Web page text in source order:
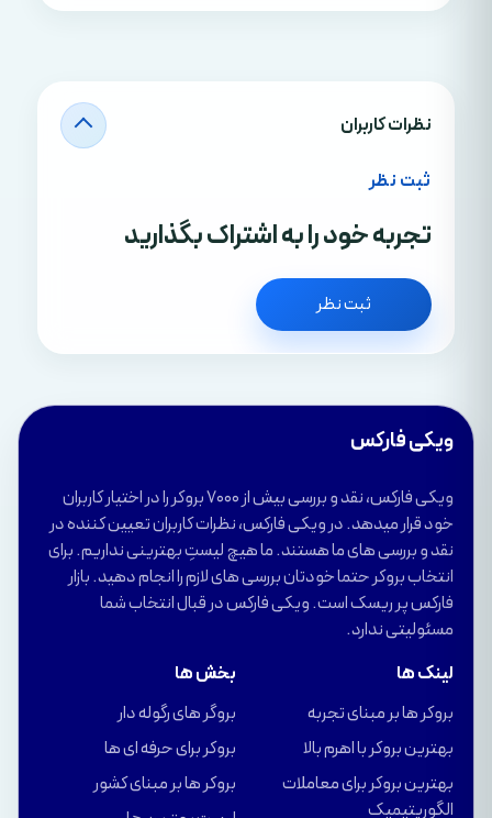
نظرات کاربران
ثبت نظر
تجربه خود را به اشتراک بگذارید
ثبت نظر
ویکی فارکس
ویکی فارکس، نقد و بررسی بیش از 7000 بروکر را در اختیار کاربران
خود قرار میدهد. در ویکی فارکس، نظرات کاربران تعیین کننده در
نقد و بررسی های ما هستند. ما هیچ لیستِ بهترینی نداریم. برای
انتخاب بروکر حتما خودتان بررسی های لازم را انجام دهید. بازار
فارکس پر ریسک است. ویکی فارکس در قبال انتخاب شما
مسئولیتی ندارد.
لینک ها
بروکر ها بر مبنای تجربه
بهترین بروکر با اهرم بالا
بهترین بروکر برای معاملات
الگوریتیمیک
بخش ها
بروگر های رگوله دار
بروکر برای حرفه ای ها
بروکر ها بر مبنای کشور